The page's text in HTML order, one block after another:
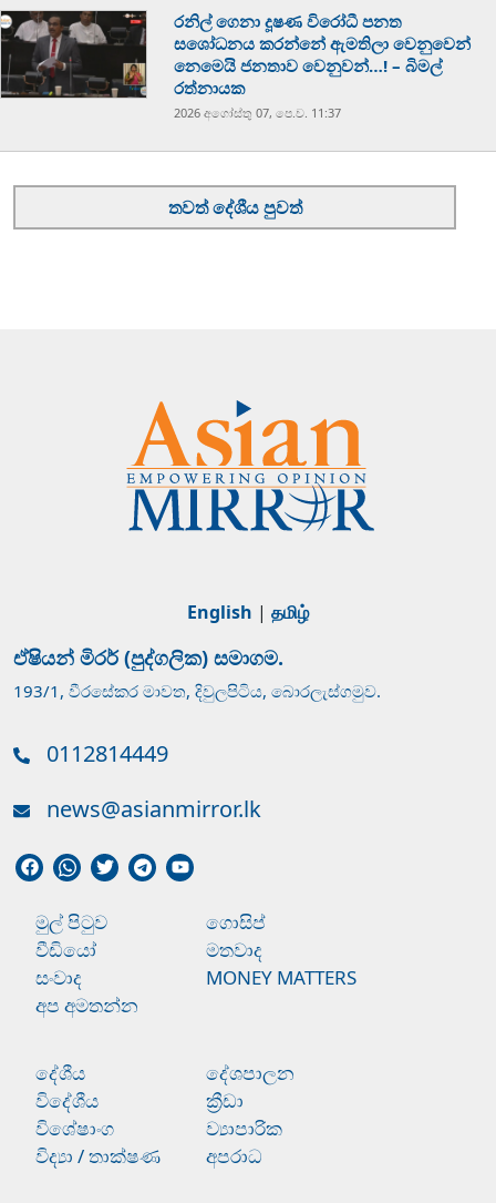
රනිල් ගෙනා දූෂණ විරෝධී පනත
සශෝධනය කරන්නේ ඇමතිලා වෙනුවෙන්
නෙමෙයි ජනතාව වෙනුවන්…! – බිමල්
රත්නායක
2026 අගෝස්‍තු 07, පෙ.ව. 11:37
තවත් දේශීය පුවත්
English | தமிழ்
ඒෂියන් මිරර් (පුද්ගලික) සමාගම.
193/1, වීරසේකර මාවත, දිවුලපිටිය, බොරලැස්ගමුව.
0112814449
news@asianmirror.lk
මුල් පිටුව
ගොසිප්
වීඩියෝ
මතවාද
සංවාද
MONEY MATTERS
අප අමතන්න
දේශීය
දේශපාලන
විදේශීය
ක්‍රීඩා
විශේෂාංග
ව්‍යාපාරික
විද්‍යා / තාක්ෂණ
අපරාධ